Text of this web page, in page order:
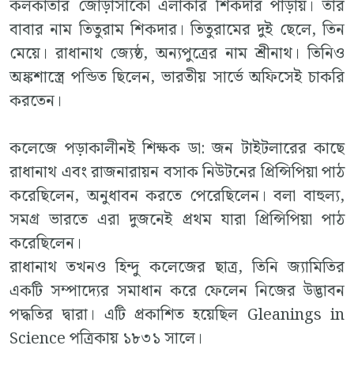
কলকাতার জোড়াসাঁকো এলাকার শিকদার পাড়ায়। তাঁর
বাবার নাম তিতুরাম শিকদার। তিতুরামের দুই ছেলে, তিন
মেয়ে। রাধানাথ জ্যেষ্ঠ, অন্যপুত্রের নাম শ্রীনাথ। তিনিও
অঙ্কশাস্ত্রে পন্ডিত ছিলেন, ভারতীয় সার্ভে অফিসেই চাকরি
করতেন।
কলেজে পড়াকালীনই শিক্ষক ডা: জন টাইটলারের কাছে
রাধানাথ এবং রাজনারায়ন বসাক নিউটনের প্রিন্সিপিয়া পাঠ
করেছিলেন, অনুধাবন করতে পেরেছিলেন। বলা বাহুল্য,
সমগ্র ভারতে এরা দুজনেই প্রথম যারা প্রিন্সিপিয়া পাঠ
করেছিলেন।
রাধানাথ তখনও হিন্দু কলেজের ছাত্র, তিনি জ্যামিতির
একটি সম্পাদ্যের সমাধান করে ফেলেন নিজের উদ্ভাবন
পদ্ধতির দ্বারা। এটি প্রকাশিত হয়েছিল Gleanings in
Science পত্রিকায় ১৮৩১ সালে।